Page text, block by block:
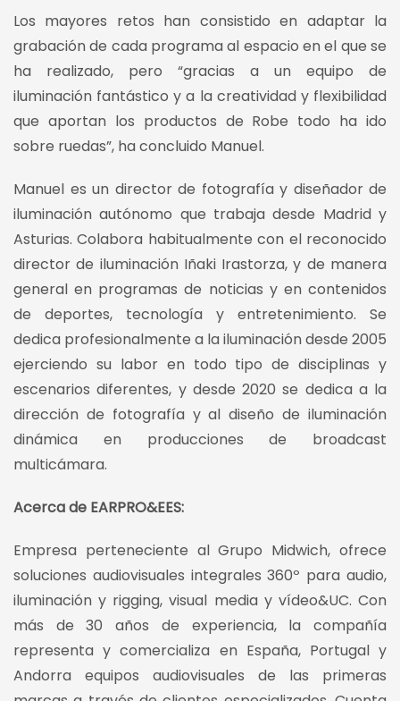
Los mayores retos han consistido en adaptar la
grabación de cada programa al espacio en el que se
ha realizado, pero “gracias a un equipo de
iluminación fantástico y a la creatividad y flexibilidad
que aportan los productos de Robe todo ha ido
sobre ruedas”, ha concluido Manuel.
Manuel es un director de fotografía y diseñador de
iluminación autónomo que trabaja desde Madrid y
Asturias. Colabora habitualmente con el reconocido
director de iluminación Iñaki Irastorza, y de manera
general en programas de noticias y en contenidos
de deportes, tecnología y entretenimiento. Se
dedica profesionalmente a la iluminación desde 2005
ejerciendo su labor en todo tipo de disciplinas y
escenarios diferentes, y desde 2020 se dedica a la
dirección de fotografía y al diseño de iluminación
dinámica en producciones de broadcast
multicámara.
Acerca de EARPRO&EES:
Empresa perteneciente al Grupo Midwich, ofrece
soluciones audiovisuales integrales 360º para audio,
iluminación y rigging, visual media y vídeo&UC. Con
más de 30 años de experiencia, la compañía
representa y comercializa en España, Portugal y
Andorra equipos audiovisuales de las primeras